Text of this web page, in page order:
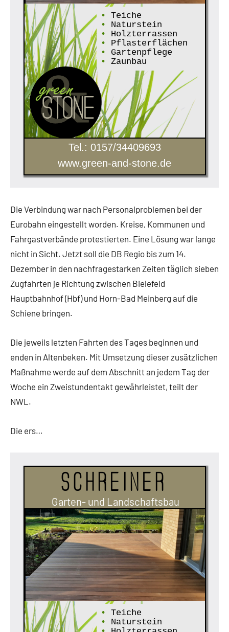
•
Teiche
•
Naturstein
•
Holzterrassen
•
Pflasterflächen
•
Gartenpflege
•
Zaunbau
Tel.: 0157/34409693
www.green-and-stone.de
Die Verbindung war nach Personalproblemen bei der
Eurobahn eingestellt worden. Kreise, Kommunen und
Fahrgastverbände protestierten. Eine Lösung war lange
nicht in Sicht. Jetzt soll die DB Regio bis zum 14.
Dezember in den nachfragestarken Zeiten täglich sieben
Zugfahrten je Richtung zwischen Bielefeld
Hauptbahnhof (Hbf) und Horn-Bad Meinberg auf die
Schiene bringen.
Die jeweils letzten Fahrten des Tages beginnen und
enden in Altenbeken. Mit Umsetzung dieser zusätzlichen
Maßnahme werde auf dem Abschnitt an jedem Tag der
Woche ein Zweistundentakt gewährleistet, teilt der
NWL.
Die ers…
Schreiner
Garten- und Landschaftsbau
•
Teiche
•
Naturstein